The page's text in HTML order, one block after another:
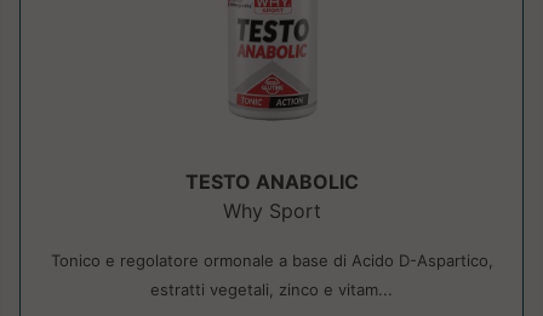
TESTO ANABOLIC
Why Sport
Tonico e regolatore ormonale a base di Acido D-Aspartico,
estratti vegetali, zinco e vitam...